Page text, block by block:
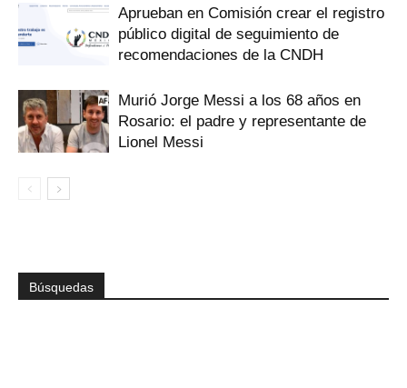
Aprueban en Comisión crear el registro
público digital de seguimiento de
recomendaciones de la CNDH
Murió Jorge Messi a los 68 años en
Rosario: el padre y representante de
Lionel Messi
Búsquedas